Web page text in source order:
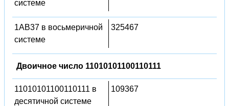
системе
1AB37 в восьмеричной
системе
325467
Двоичное число 11010101100110111
11010101100110111 в
десятичной системе
109367